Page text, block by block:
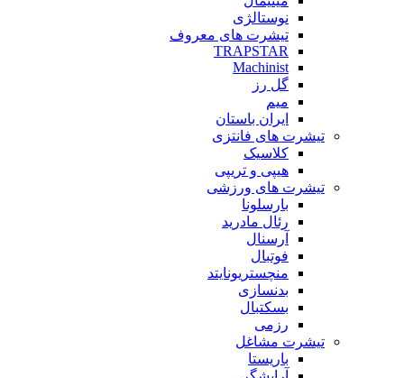
نوستالژی
تیشرت های معروف
TRAPSTAR
Machinist
گل رز
میم
ایران باستان
تیشرت های فانتزی
کلاسیک
هیپی و تریپی
تیشرت های ورزشی
بارسلونا
رئال مادرید
آرسنال
فوتبال
منچستریونایتد
بدنسازی
بسکتبال
رزمی
تیشرت مشاغل
باریستا